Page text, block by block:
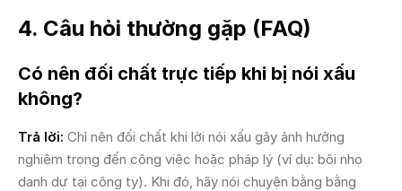
4. Câu hỏi thường gặp (FAQ)
Có nên đối chất trực tiếp khi bị nói xấu
không?
Trả lời: Chỉ nên đối chất khi lời nói xấu gây ảnh hưởng
nghiêm trọng đến công việc hoặc pháp lý (ví dụ: bôi nhọ
danh dự tại công ty). Khi đó, hãy nói chuyện bằng bằng